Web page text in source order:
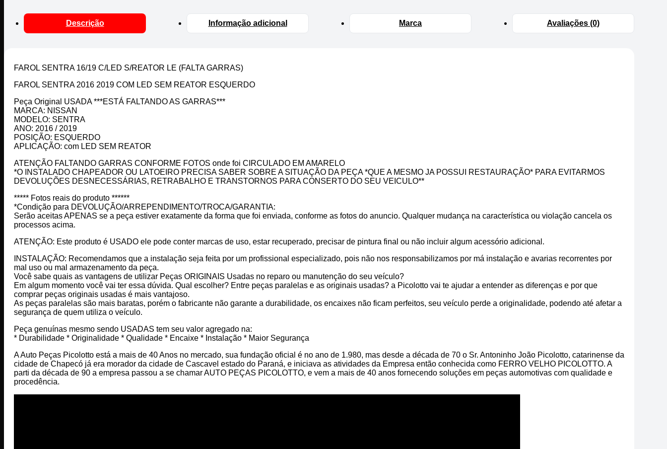
Descrição Informação adicional Marca Avaliações (0)
FAROL SENTRA 16/19 C/LED S/REATOR LE (FALTA GARRAS)
FAROL SENTRA 2016 2019 COM LED SEM REATOR ESQUERDO
Peça Original USADA ***ESTÁ FALTANDO AS GARRAS***
MARCA: NISSAN
MODELO: SENTRA
ANO: 2016 / 2019
POSIÇÃO: ESQUERDO
APLICAÇÃO: com LED SEM REATOR
ATENÇÃO FALTANDO GARRAS CONFORME FOTOS onde foi CIRCULADO EM AMARELO
*O INSTALADO CHAPEADOR OU LATOEIRO PRECISA SABER SOBRE A SITUAÇÃO DA PEÇA *QUE A MESMO JA POSSUI RESTAURAÇÃO* PARA EVITARMOS
DEVOLUÇÕES DESNECESSÁRIAS, RETRABALHO E TRANSTORNOS PARA CONSERTO DO SEU VEICULO**
***** Fotos reais do produto ******
*Condição para DEVOLUÇÃO/ARREPENDIMENTO/TROCA/GARANTIA:
Serão aceitas APENAS se a peça estiver exatamente da forma que foi enviada, conforme as fotos do anuncio. Qualquer mudança na característica ou violação cancela os
processos acima.
ATENÇÃO: Este produto é USADO ele pode conter marcas de uso, estar recuperado, precisar de pintura final ou não incluir algum acessório adicional.
INSTALAÇÃO: Recomendamos que a instalação seja feita por um profissional especializado, pois não nos responsabilizamos por má instalação e avarias recorrentes por
mal uso ou mal armazenamento da peça.
Você sabe quais as vantagens de utilizar Peças ORIGINAIS Usadas no reparo ou manutenção do seu veículo?
Em algum momento você vai ter essa dúvida. Qual escolher? Entre peças paralelas e as originais usadas? a Picolotto vai te ajudar a entender as diferenças e por que
comprar peças originais usadas é mais vantajoso.
As peças paralelas são mais baratas, porém o fabricante não garante a durabilidade, os encaixes não ficam perfeitos, seu veículo perde a originalidade, podendo até afetar a
segurança de quem utiliza o veículo.
Peça genuínas mesmo sendo USADAS tem seu valor agregado na:
* Durabilidade * Originalidade * Qualidade * Encaixe * Instalação * Maior Segurança
A Auto Peças Picolotto está a mais de 40 Anos no mercado, sua fundação oficial é no ano de 1.980, mas desde a década de 70 o Sr. Antoninho João Picolotto, catarinense da
cidade de Chapecó já era morador da cidade de Cascavel estado do Paraná, e iniciava as atividades da Empresa então conhecida como FERRO VELHO PICOLOTTO. A
parti da década de 90 a empresa passou a se chamar AUTO PEÇAS PICOLOTTO, e vem a mais de 40 anos fornecendo soluções em peças automotivas com qualidade e
procedência.